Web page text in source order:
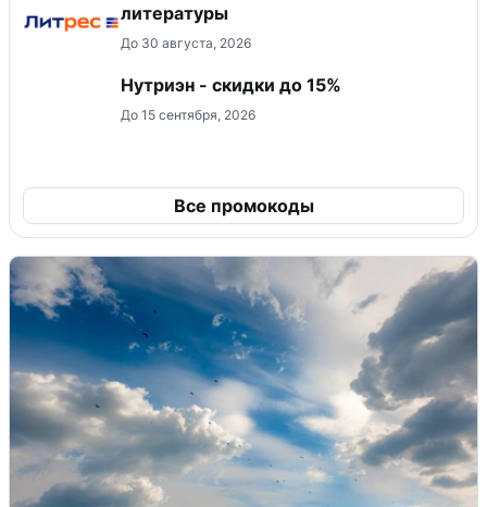
литературы
До 30 августа, 2026
Нутриэн - скидки до 15%
До 15 сентября, 2026
Все промокоды